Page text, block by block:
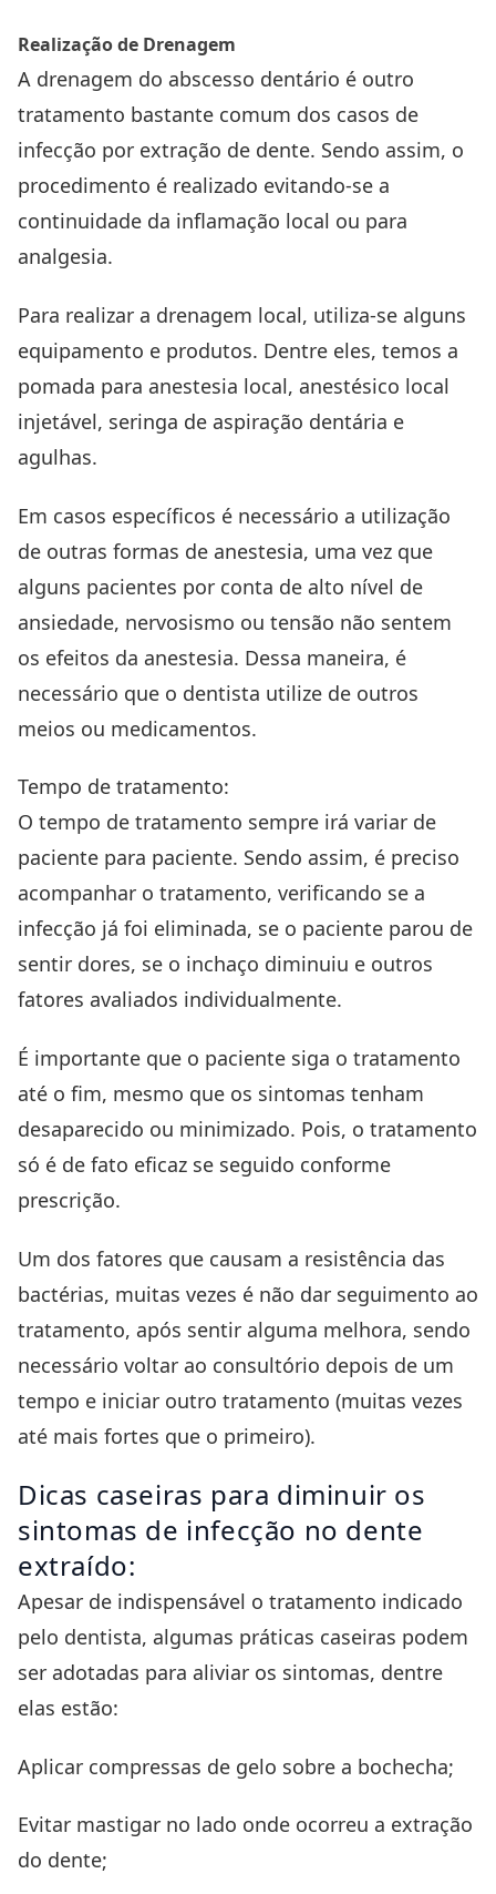
Realização de Drenagem
A drenagem do abscesso dentário é outro
tratamento bastante comum dos casos de
infecção por extração de dente. Sendo assim, o
procedimento é realizado evitando-se a
continuidade da inflamação local ou para
analgesia.
Para realizar a drenagem local, utiliza-se alguns
equipamento e produtos. Dentre eles, temos a
pomada para anestesia local, anestésico local
injetável, seringa de aspiração dentária e
agulhas.
Em casos específicos é necessário a utilização
de outras formas de anestesia, uma vez que
alguns pacientes por conta de alto nível de
ansiedade, nervosismo ou tensão não sentem
os efeitos da anestesia. Dessa maneira, é
necessário que o dentista utilize de outros
meios ou medicamentos.
Tempo de tratamento:
O tempo de tratamento sempre irá variar de
paciente para paciente. Sendo assim, é preciso
acompanhar o tratamento, verificando se a
infecção já foi eliminada, se o paciente parou de
sentir dores, se o inchaço diminuiu e outros
fatores avaliados individualmente.
É importante que o paciente siga o tratamento
até o fim, mesmo que os sintomas tenham
desaparecido ou minimizado. Pois, o tratamento
só é de fato eficaz se seguido conforme
prescrição.
Um dos fatores que causam a resistência das
bactérias, muitas vezes é não dar seguimento ao
tratamento, após sentir alguma melhora, sendo
necessário voltar ao consultório depois de um
tempo e iniciar outro tratamento (muitas vezes
até mais fortes que o primeiro).
Dicas caseiras para diminuir os
sintomas de infecção no dente
extraído:
Apesar de indispensável o tratamento indicado
pelo dentista, algumas práticas caseiras podem
ser adotadas para aliviar os sintomas, dentre
elas estão:
Aplicar compressas de gelo sobre a bochecha;
Evitar mastigar no lado onde ocorreu a extração
do dente;